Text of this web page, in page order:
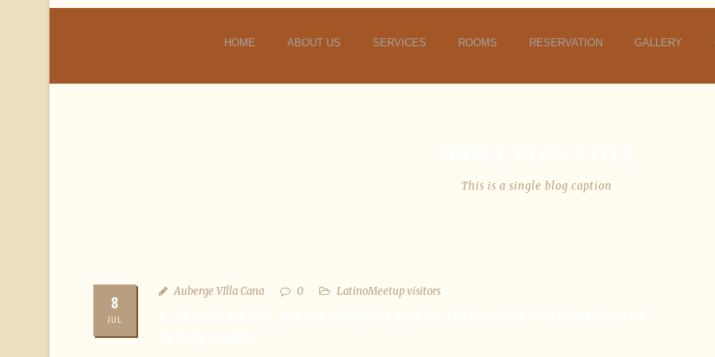
HOME ABOUT US SERVICES ROOMS RESERVATION GALLERY
This is a single blog caption
8
JUL
Auberge VIlla Cana 0 LatinoMeetup visitors